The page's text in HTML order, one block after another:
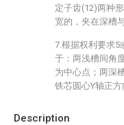
Description
定子齿(12)两种
宽的，夹在深槽
7.根据权利要求5
于：两浅槽间角
为中心点；两深
铁芯圆心Y轴正方